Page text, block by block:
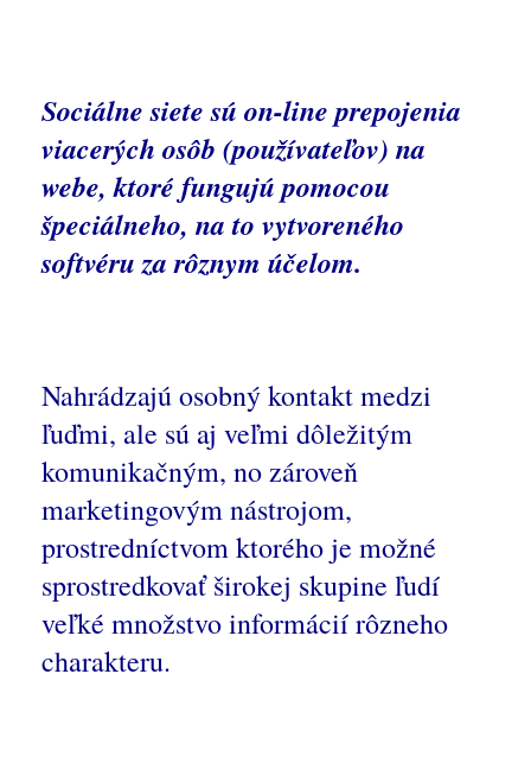
Sociálne siete sú on-line prepojenia
viacerých osôb (používateľov) na
webe, ktoré fungujú pomocou
špeciálneho, na to vytvoreného
softvéru za rôznym účelom.
Nahrádzajú osobný kontakt medzi
ľuďmi, ale sú aj veľmi dôležitým
komunikačným, no zároveň
marketingovým nástrojom,
prostredníctvom ktorého je možné
sprostredkovať širokej skupine ľudí
veľké množstvo informácií rôzneho
charakteru.